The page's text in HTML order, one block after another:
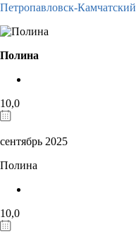
Петропавловск-Камчатский
Полина
10,0
сентябрь 2025
Полина
10,0